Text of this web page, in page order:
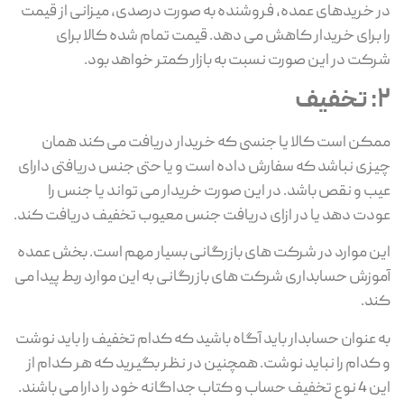
در خریدهای عمده، فروشنده به صورت درصدی، میزانی از قیمت
را برای خریدار کاهش می دهد. قیمت تمام شده کالا برای
شرکت در این صورت نسبت به بازار کمتر خواهد بود.
2: تخفیف
ممکن است کالا یا جنسی که خریدار دریافت می کند همان
چیزی نباشد که سفارش داده است و یا حتی جنس دریافتی دارای
عیب و نقص باشد. در این صورت خریدار می تواند یا جنس را
عودت دهد یا در ازای دریافت جنس معیوب تخفیف دریافت کند.
این موارد در شرکت های بازرگانی بسیار مهم است. بخش عمده
آموزش حسابداری شرکت های بازرگانی به این موارد ربط پیدا می
کند.
به عنوان حسابدار باید آگاه باشید که کدام تخفیف را باید نوشت
و کدام را نباید نوشت. همچنین در نظر بگیرید که هر کدام از
این 4 نوع تخفیف حساب و کتاب جداگانه خود را دارا می باشند.